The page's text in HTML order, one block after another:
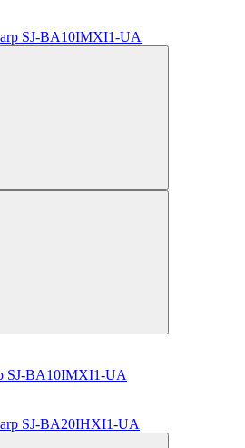
SJ-BA10IMXI1-UA